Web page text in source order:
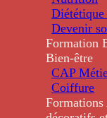
Devenir
Formation
Bien-être
CAP
Coiffure
Formations